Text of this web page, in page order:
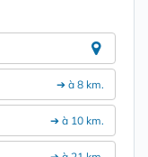
➔ à 8 km.
➔ à 10 km.